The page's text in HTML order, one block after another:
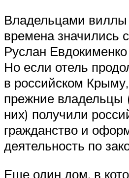
Владельцами виллы
времена значились
Руслан Евдокименко
Но если отель
в российском
прежние владельцы
них) получили
гражданство и
деятельность по
Еще один дом, в